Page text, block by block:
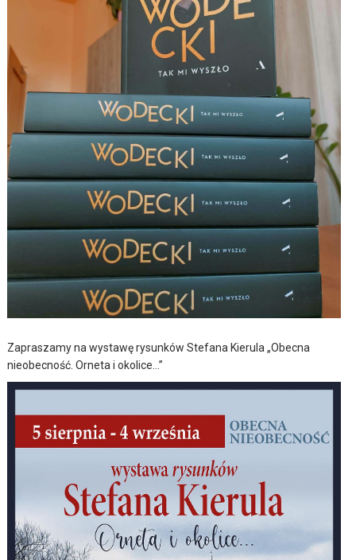
Zapraszamy na wystawę rysunków Stefana Kierula „Obecna
nieobecność. Orneta i okolice…”